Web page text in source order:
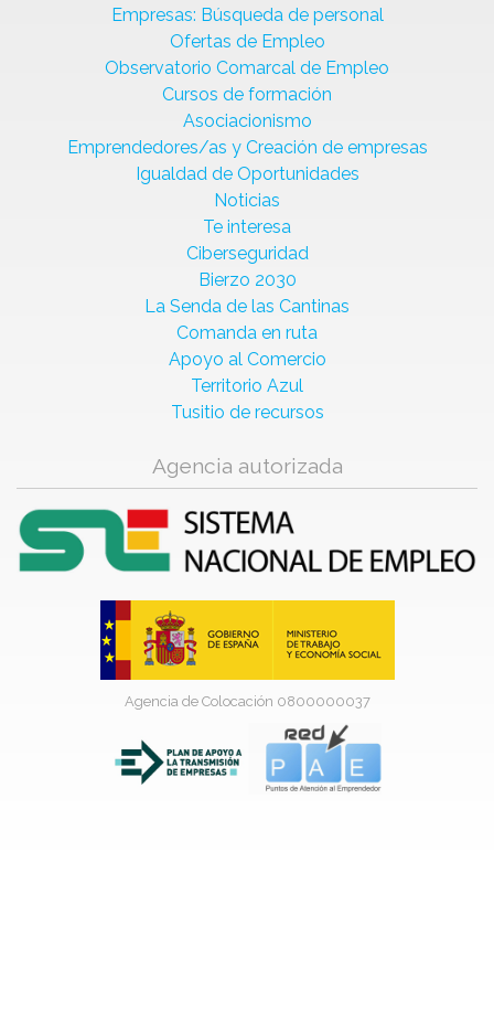
Empresas: Búsqueda de personal
Ofertas de Empleo
Observatorio Comarcal de Empleo
Cursos de formación
Asociacionismo
Emprendedores/as y Creación de empresas
Igualdad de Oportunidades
Noticias
Te interesa
Ciberseguridad
Bierzo 2030
La Senda de las Cantinas
Comanda en ruta
Apoyo al Comercio
Territorio Azul
Tusitio de recursos
Agencia autorizada
Agencia de Colocación 0800000037